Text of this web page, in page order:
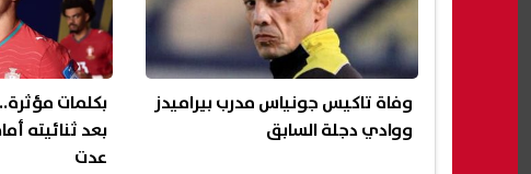
وفاة تاكيس جونياس مدرب بيراميدز
ووادي دجلة السابق
بكلمات
بعد ثنائيته
عدت